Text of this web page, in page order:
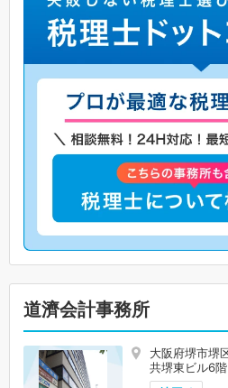
道濟会計事務所
大阪府堺市堺
共堺東ビル6階